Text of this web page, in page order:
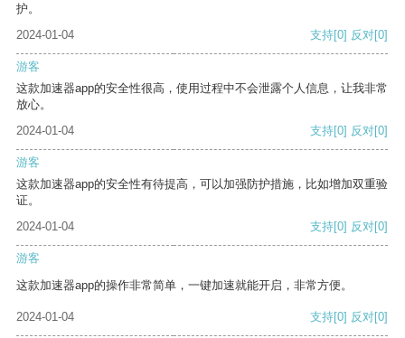
护。
2024-01-04
支持[0] 反对[0]
游客
这款加速器app的安全性很高，使用过程中不会泄露个人信息，让我非常
放心。
2024-01-04
支持[0] 反对[0]
游客
这款加速器app的安全性有待提高，可以加强防护措施，比如增加双重验
证。
2024-01-04
支持[0] 反对[0]
游客
这款加速器app的操作非常简单，一键加速就能开启，非常方便。
2024-01-04 支持[0] 反对[0]